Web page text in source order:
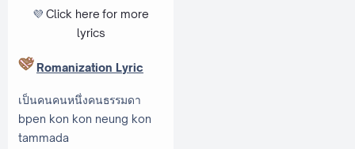
💜 Click here for more
lyrics
Romanization Lyric
เป็นคนคนหนึ่งคนธรรมดา
bpen kon kon neung kon
tammada